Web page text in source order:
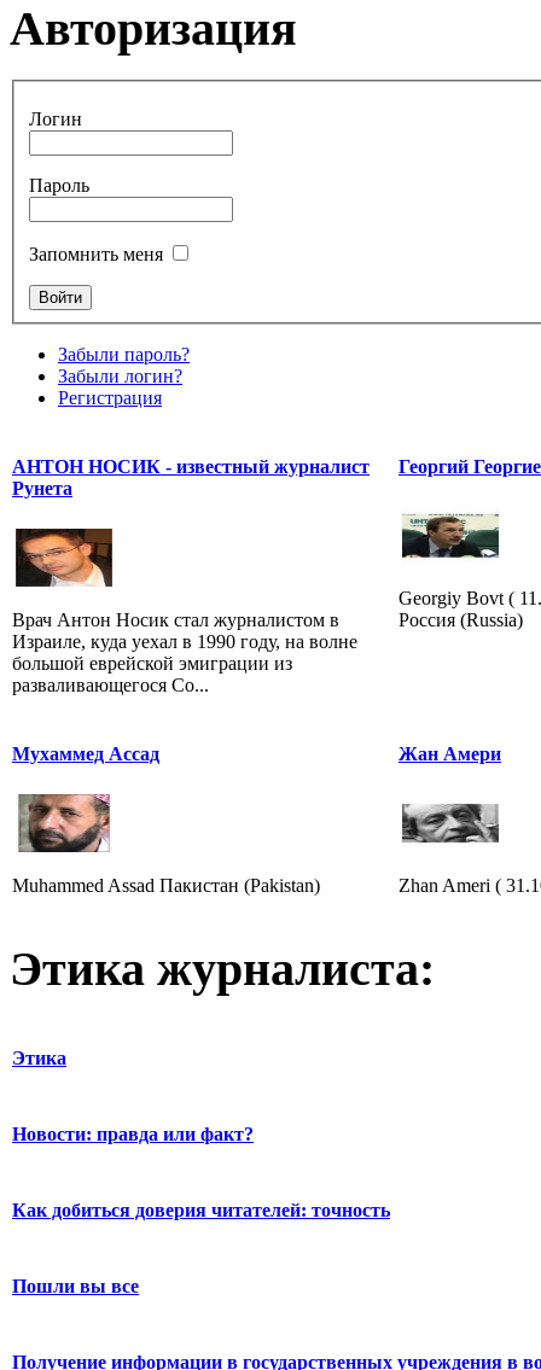
Авторизация
Логин
Пароль
Запомнить меня
Забыли пароль?
Забыли логин?
Регистрация
АНТОН НОСИК - известный журналист
Рунета
Врач Антон Носик стал журналистом в
Израиле, куда уехал в 1990 году, на волне
большой еврейской эмиграции из
разваливающегося Со...
Георгий
Georgiy Bovt (
Россия (Russia)
Мухаммед Ассад
Muhammed Assad Пакистан (Pakistan)
Жан Амери
Zhan Ameri (
Этика журналиста:
Этика
Новости: правда или факт?
Как добиться доверия читателей: точность
Пошли вы все
Получение информации в государственных учреждения в